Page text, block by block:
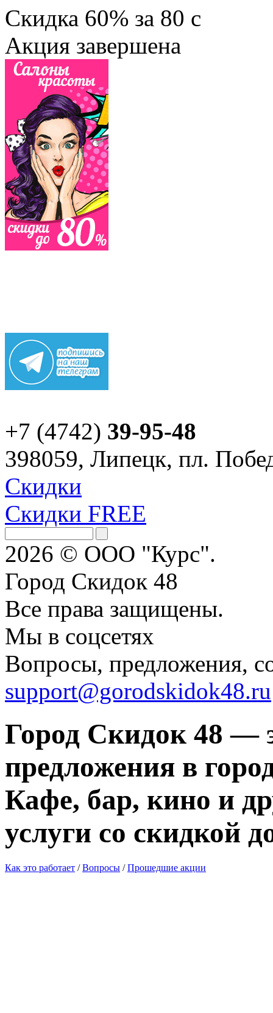
Скидка 60% за 80 c
Акция завершена
+7 (4742) 39-95-48
398059, Липецк, пл.
Скидки
Скидки FREE
2026 © ООО "Курс".
Город Скидок 48
Все права защищены.
Мы в соцсетях
Вопросы, предложения,
support@gorodskidok48.ru
Город Скидок 48 —
предложения в
Кафе, бар, кино и
услуги со скидкой
Как это работает / Вопросы / Прошедшие акции